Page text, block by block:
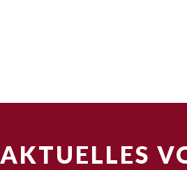
AKTUELLES